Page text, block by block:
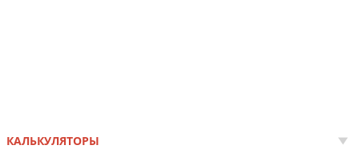
КАЛЬКУЛЯТОРЫ